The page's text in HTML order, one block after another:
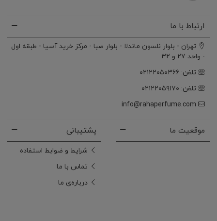
ارتباط با ما
تهران - بلوار نلسون ماندلا - بلوار صبا - مرکز خرید آسیا - طبقه اول
- واحد ۲۷ و ۳۲
تلفن: ۰۲۱۲۲۰۵۰۳۶۶
تلفن: ۰۲۱۲۲۰۵۹۱۷۰
info@rahaperfume.com
موقعیت ما پشتیبانی
شرایط و ضوابط استفاده
تماس با ما
درباره‌ی ما